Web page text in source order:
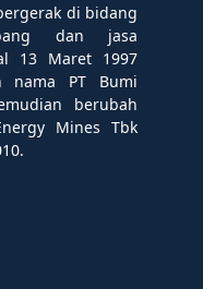
di bidang
dan jasa
13 Maret 1997
nama PT Bumi
berubah
Mines Tbk